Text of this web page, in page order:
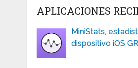
APLICACIONES
MiniStats,
dispositivo iOS